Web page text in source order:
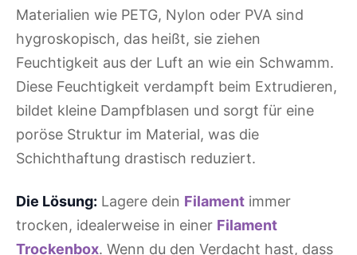
Materialien wie PETG, Nylon oder PVA sind
hygroskopisch, das heißt, sie ziehen
Feuchtigkeit aus der Luft an wie ein Schwamm.
Diese Feuchtigkeit verdampft beim Extrudieren,
bildet kleine Dampfblasen und sorgt für eine
poröse Struktur im Material, was die
Schichthaftung drastisch reduziert.
Die Lösung: Lagere dein Filament immer
trocken, idealerweise in einer Filament
Trockenbox. Wenn du den Verdacht hast, dass